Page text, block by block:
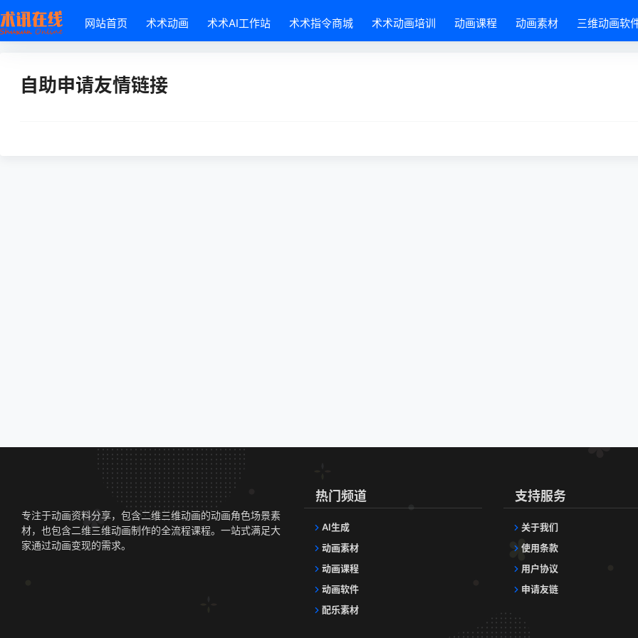
网站首页 术术动画 术术AI工作站 术术指令商城 术术动画培训 动画课程 动画素材 三维动画软
自助申请友情链接
专注于动画资料分享，包含二维三维动画的动画角色场景素
材，也包含二维三维动画制作的全流程课程。一站式满足大
家通过动画变现的需求。
热门频道
AI生成
动画素材
动画课程
动画软件
配乐素材
支持服务
关于我们
使用条款
用户协议
申请友链